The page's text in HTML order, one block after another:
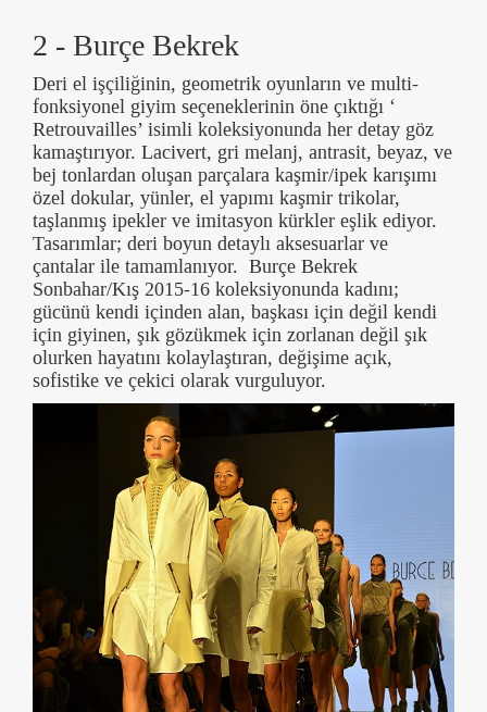
2 - Burçe Bekrek
Deri el işçiliğinin, geometrik oyunların ve multi-
fonksiyonel giyim seçeneklerinin öne çıktığı ‘
Retrouvailles’ isimli koleksiyonunda her detay göz
kamaştırıyor. Lacivert, gri melanj, antrasit, beyaz, ve
bej tonlardan oluşan parçalara kaşmir/ipek karışımı
özel dokular, yünler, el yapımı kaşmir trikolar,
taşlanmış ipekler ve imitasyon kürkler eşlik ediyor.
Tasarımlar; deri boyun detaylı aksesuarlar ve
çantalar ile tamamlanıyor. Burçe Bekrek
Sonbahar/Kış 2015-16 koleksiyonunda kadını;
gücünü kendi içinden alan, başkası için değil kendi
için giyinen, şık gözükmek için zorlanan değil şık
olurken hayatını kolaylaştıran, değişime açık,
sofistike ve çekici olarak vurguluyor.